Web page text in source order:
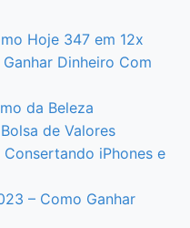
Hoje 347 em 12x
Dinheiro Com
da Beleza
de Valores
iPhones e
– Como Ganhar